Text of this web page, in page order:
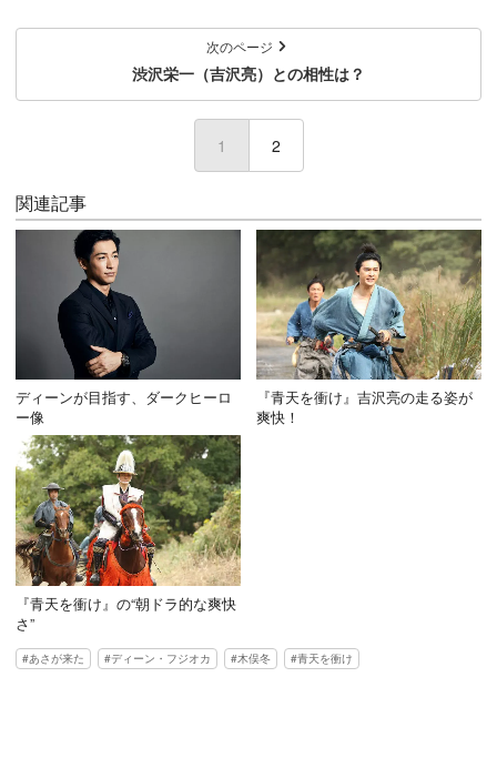
次のページ
渋沢栄一（吉沢亮）との相性は？
1 (current)
2
関連記事
ディーンが目指す、ダークヒーロ
ー像
『青天を衝け』吉沢亮の走る姿が
爽快！
『青天を衝け』の“朝ドラ的な爽快
さ”
あさが来た ディーン・フジオカ 木俣冬 青天を衝け